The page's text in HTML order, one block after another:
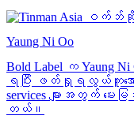
Yaung Ni Oo
Bold Label က Yaung
ရပြီး ဖတ်ရှုရလွယ်ကူအော
services များအတွက် မ
တယ်။